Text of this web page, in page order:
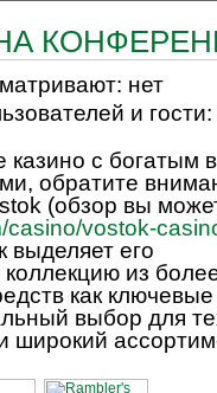
нет
и гости:
с богатым
обратите
(обзор вы
casino/vostok-
выделяет его
из
как ключевые
выбор для
широкий